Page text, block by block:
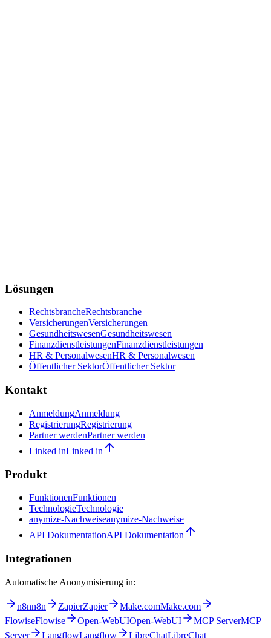
Lösungen
RechtsbrancheRechtsbranche
VersicherungenVersicherungen
GesundheitswesenGesundheitswesen
FinanzdienstleistungenFinanzdienstleistungen
HR & PersonalwesenHR & Personalwesen
Öffentlicher SektorÖffentlicher Sektor
Kontakt
AnmeldungAnmeldung
RegistrierungRegistrierung
Partner werdenPartner werden
Linked inLinked in
Produkt
FunktionenFunktionen
TechnologieTechnologie
anymize-Nachweiseanymize-Nachweise
API DokumentationAPI Dokumentation
Integrationen
Automatische Anonymisierung in:
n8nn8n ZapierZapier Make.comMake.com
FlowiseFlowise Open-WebUIOpen-WebUI MCP ServerMCP
Server
LangflowLangflow LibreChatLibreChat